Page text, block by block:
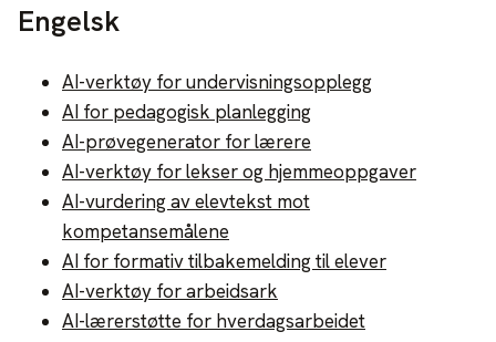
Engelsk
AI-verktøy for undervisningsopplegg
AI for pedagogisk planlegging
AI-prøvegenerator for lærere
AI-verktøy for lekser og hjemmeoppgaver
AI-vurdering av elevtekst mot
kompetansemålene
AI for formativ tilbakemelding til elever
AI-verktøy for arbeidsark
AI-lærerstøtte for hverdagsarbeidet